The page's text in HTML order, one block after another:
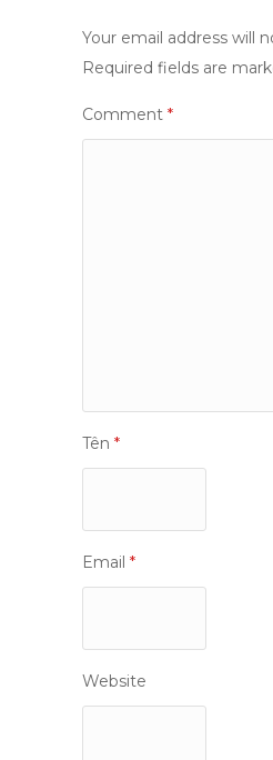
Your email address will
Required fields are
Comment *
Tên *
Email *
Website